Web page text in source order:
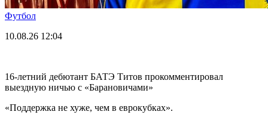
Футбол
10.08.26 12:04
16-летний дебютант БАТЭ Титов прокомментировал
выездную ничью с «Барановичами»
«Поддержка не хуже, чем в еврокубках».